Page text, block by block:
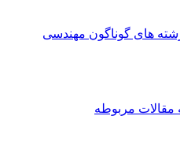
های گوناگون مهندسی
مربوطه